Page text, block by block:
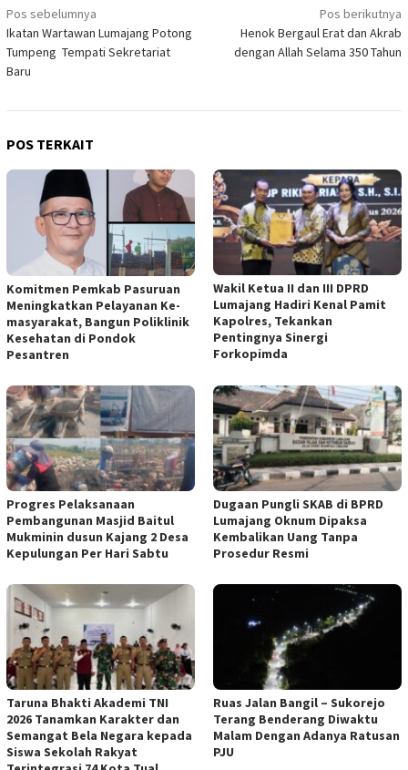
Navigasi
pos
Pos sebelumnya
Ikatan Wartawan Lumajang Potong
Tumpeng Tempati Sekretariat
Baru
Pos berikutnya
Henok Bergaul Erat dan Akrab
dengan Allah Selama 350 Tahun
POS TERKAIT
Komitmen Pemkab Pasuruan
Meningkatkan Pelayanan Ke-
masyarakat, Bangun Poliklinik
Kesehatan di Pondok
Pesantren
Wakil Ketua II dan III DPRD
Lumajang Hadiri Kenal Pamit
Kapolres, Tekankan
Pentingnya Sinergi
Forkopimda
Progres Pelaksanaan
Pembangunan Masjid Baitul
Mukminin dusun Kajang 2 Desa
Kepulungan Per Hari Sabtu
Dugaan Pungli SKAB di BPRD
Lumajang Oknum Dipaksa
Kembalikan Uang Tanpa
Prosedur Resmi
Taruna Bhakti Akademi TNI
2026 Tanamkan Karakter dan
Semangat Bela Negara kepada
Siswa Sekolah Rakyat
Ruas Jalan Bangil – Sukorejo
Terang Benderang Diwaktu
Malam Dengan Adanya Ratusan
PJU